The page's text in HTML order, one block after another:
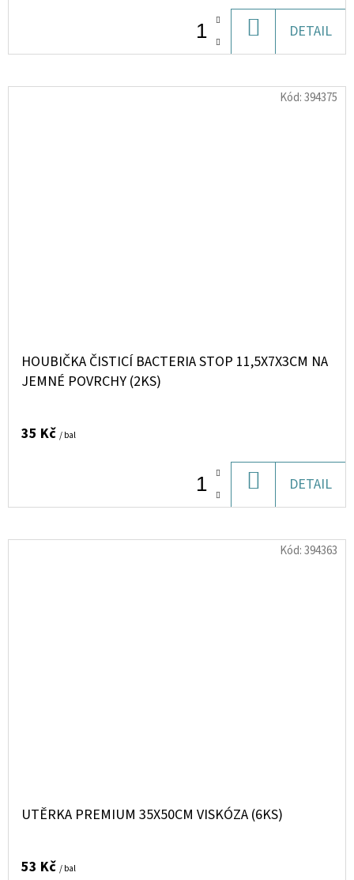
KOŠÍKU
DETAIL
HOUBIČKA ČISTICÍ BACTERIA STOP 11,5X7X3CM NA
JEMNÉ POVRCHY (2KS)
35 Kč / bal
KOŠÍKU
DETAIL
Kód:394375
UTĚRKA PREMIUM 35X50CM VISKÓZA (6KS)
53 Kč / bal
Kód:394363